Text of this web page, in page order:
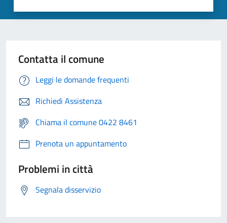
Contatta il comune
Leggi le domande frequenti
Richiedi Assistenza
Chiama il comune 0422 8461
Prenota un appuntamento
Problemi in città
Segnala disservizio